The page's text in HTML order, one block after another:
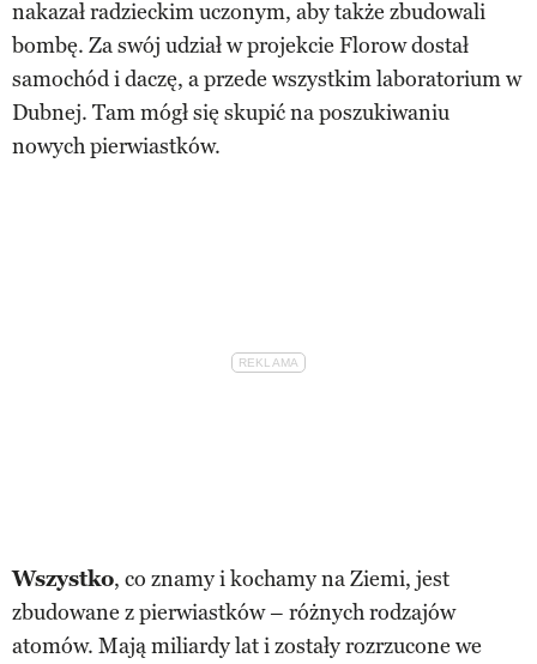
nakazał radzieckim uczonym, aby także zbudowali
bombę. Za swój udział w projekcie Florow dostał
samochód i daczę, a przede wszystkim laboratorium w
Dubnej. Tam mógł się skupić na poszukiwaniu
nowych pierwiastków.
Wszystko, co znamy i kochamy na Ziemi, jest
zbudowane z pierwiastków – różnych rodzajów
atomów. Mają miliardy lat i zostały rozrzucone we